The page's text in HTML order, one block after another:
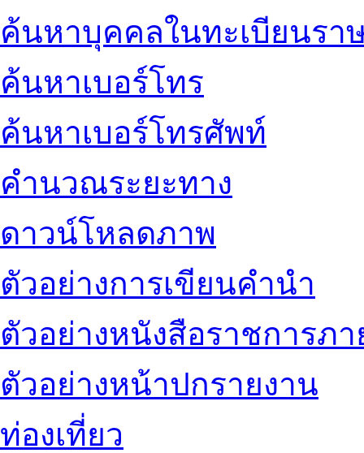
ค้นหาบุคคลในทะเบียนรา
ค้นหาเบอร์โทร
ค้นหาเบอร์โทรศัพท์
คำนวณระยะทาง
ดาวน์โหลดภาพ
ตัวอย่างการเขียนคำนำ
ตัวอย่างหนังสือราชการภ
ตัวอย่างหน้าปกรายงาน
ท่องเที่ยว